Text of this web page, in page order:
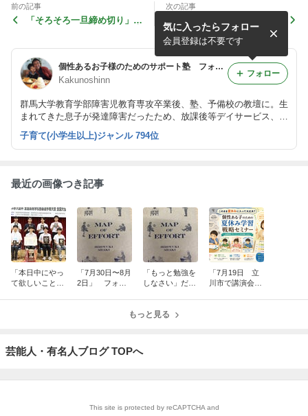
前の記事
「そろそろ一旦締め切り」
次の記事
「覚えてもすぐに忘れてしま
う子に、たくさん復習をさせ
すぎてはいけない理由」 フ
ォレスト個別指導塾
個性あるお子様のためのサポート塾 フォレスト個別指導塾 代々木 名古屋
Kakunoshinn
群馬大学教育学部障害児教育専攻卒業後、塾、予備校の教壇に。生
まれてきた息子が発達障害だったため、放課後等デイサービス、個
別指導塾を作り、ただいま全国にフォレスト個別指導塾７校、フォ
レストキッズ１５事業所。今後もっと増えていきます。
気に入ったらフォロー
会員登録は不要です
フォロー
子育て(小学生以上)ジャンル 794位
最近の画像つき記事
「本日中にやっ
て欲しいこと」
「7月30日〜8月
2日」 フォレ
「もっと勉強を
しなさい」だけ
ト個別指導塾
「7月19日 立
川市で講演会＆
もっと見る
芸能人・有名人ブログ TOPへ
This site is protected by reCAPTCHA and